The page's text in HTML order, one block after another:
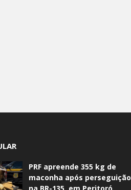
PRF apreende 355 kg de
maconha após perseguição